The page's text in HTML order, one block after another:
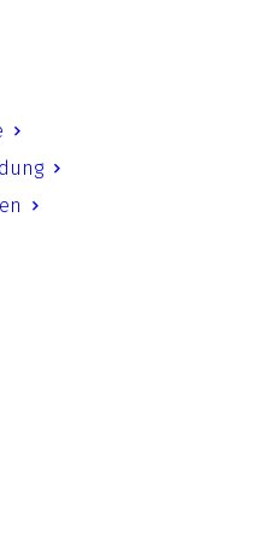
Kazakhstan, Costa
as on recent
für Umweltfragen
4, 10405 Berlin Telefon: